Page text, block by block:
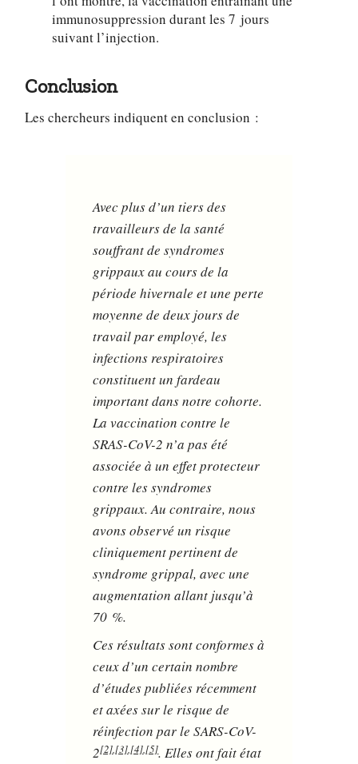
immunosuppression durant les 7 jours
suivant l’injection.
Conclusion
Les chercheurs indiquent en conclusion :
Avec plus d’un tiers des
travailleurs de la santé
souffrant de syndromes
grippaux au cours de la
période hivernale et une perte
moyenne de deux jours de
travail par employé, les
infections respiratoires
constituent un fardeau
important dans notre cohorte.
La vaccination contre le
SRAS-CoV-2 n’a pas été
associée à un effet protecteur
contre les syndromes
grippaux. Au contraire, nous
avons observé un risque
cliniquement pertinent de
syndrome grippal, avec une
augmentation allant jusqu’à
70 %.
Ces résultats sont conformes à
ceux d’un certain nombre
d’études publiées récemment
et axées sur le risque de
réinfection par le SARS-CoV-
2[2] [3] [4] [5]. Elles ont fait état